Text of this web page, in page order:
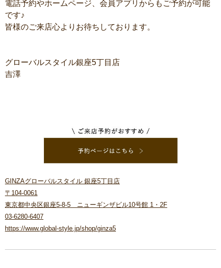
電話予約やホームページ、会員アプリからもご予約が可能
です♪
皆様のご来店心よりお待ちしております。
グローバルスタイル銀座5丁目店
吉澤
GINZAグローバルスタイル 銀座5丁目店
〒104-0061
東京都中央区銀座5-8-5 ニューギンザビル10号館 1・2F
03-6280-6407
https://www.global-style.jp/shop/ginza5